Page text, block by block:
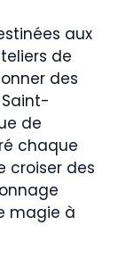
aux
de
des
de
chaque
croiser des
magie à